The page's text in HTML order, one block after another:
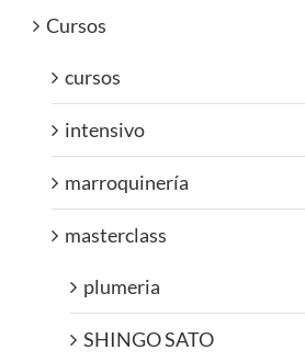
Cursos
cursos
intensivo
marroquinería
masterclass
plumeria
SHINGO SATO